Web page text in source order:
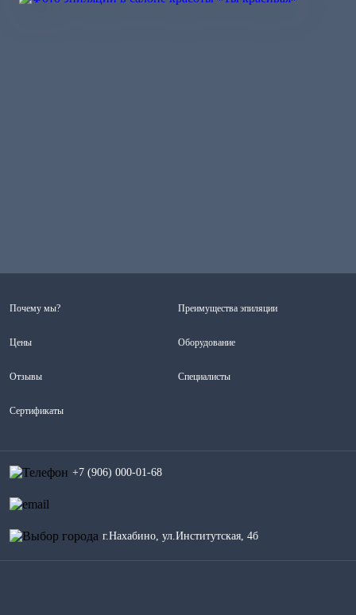
Почему мы? Преимущества эпиляции
Цены Оборудование
Отзывы Специалисты
Сертификаты
+7 (906) 000-01-68
г.Нахабино, ул.Институтская, 4б